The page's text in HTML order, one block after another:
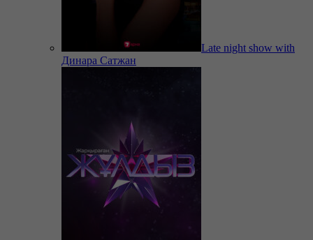
Late night show with
Динара Сатжан